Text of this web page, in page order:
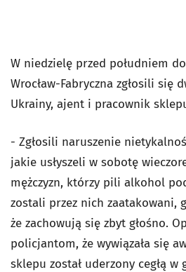
W niedzielę przed południem
Wrocław-Fabryczna zgłosili się
Ukrainy, ajent i pracownik
- Zgłosili naruszenie
jakie usłyszeli w sobotę
mężczyzn, którzy pili alkohol
zostali przez nich zaatakowani,
że zachowują się zbyt głośno.
policjantom, że wywiązała się
sklepu został uderzony cegłą w